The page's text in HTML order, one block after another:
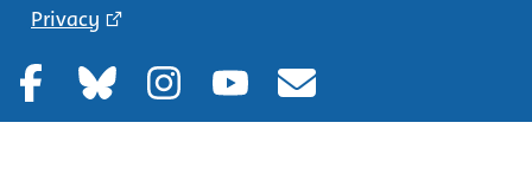
Privacy